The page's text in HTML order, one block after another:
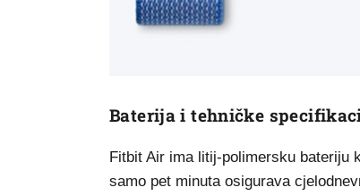
Baterija i tehničke
Fitbit Air ima litij-polimersku bateriju
samo pet minuta osigurava